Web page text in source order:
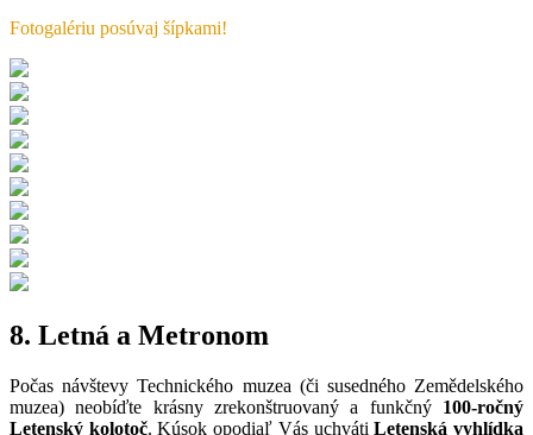
Fotogalériu posúvaj šípkami!
8. Letná a Metronom
Počas návštevy Technického muzea (či susedného Zemědelského
muzea) neobíďte krásny zrekonštruovaný a funkčný 100-ročný
Letenský kolotoč. Kúsok opodiaľ Vás uchvátiLetenská vyhlídka